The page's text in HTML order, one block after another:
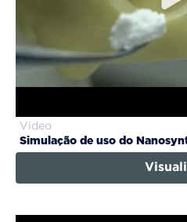
Video
Simulação de uso do